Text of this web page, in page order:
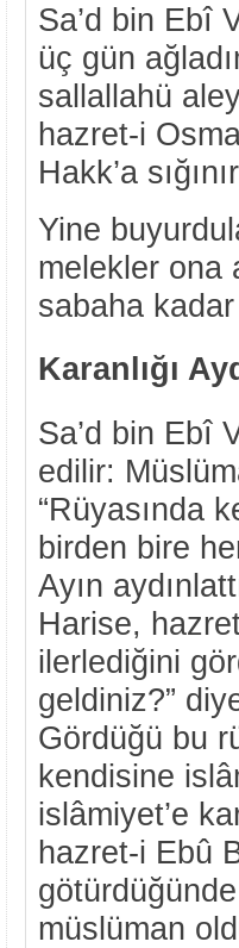
Sa’d bin Ebî
üç gün
sallallahü
hazret-i
Hakk’a
Yine
melekler ona
sabaha
Karanlığı
Sa’d bin Ebî
edilir:
“Rüyasında
birden bire
Ayın
Harise,
ilerlediğini
geldiniz?”
Gördüğü bu
kendisine
islâmiyet’e
hazret-i Ebû
müslüman